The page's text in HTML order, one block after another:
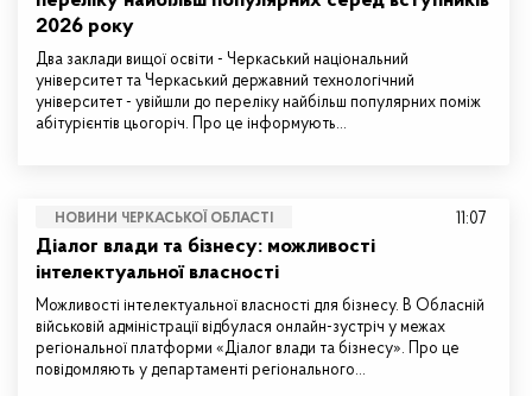
2026 року
Два заклади вищої освіти - Черкаський національний
університет та Черкаський державний технологічний
університет - увійшли до переліку найбільш популярних поміж
абітурієнтів цьогоріч. Про це інформують…
НОВИНИ ЧЕРКАСЬКОЇ ОБЛАСТІ
Діалог влади та бізнесу: можливості
інтелектуальної власності
Можливості інтелектуальної власності для бізнесу. В Обласній
військовій адміністрації відбулася онлайн-зустріч у межах
регіональної платформи «Діалог влади та бізнесу». Про це
повідомляють у департаменті регіонального…
11:07